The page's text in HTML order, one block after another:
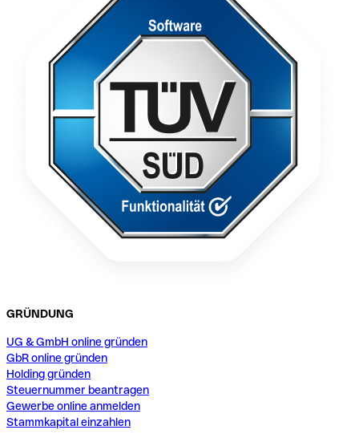
GRÜNDUNG
UG & GmbH online gründen
GbR online gründen
Holding gründen
Steuernummer beantragen
Gewerbe online anmelden
Stammkapital einzahlen